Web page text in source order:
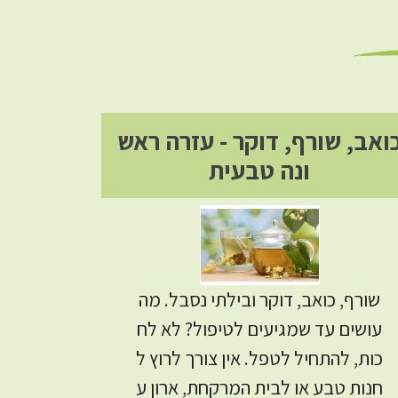
שורף, דוקר - עזרה ראש
ונה טבעית
שורף, כואב, דוקר ובילתי נסבל. מה
עושים עד שמגיעים לטיפול? לא לח
כות, להתחיל לטפל. אין צורך לרוץ ל
חנות טבע או לבית המרקחת, ארון ע